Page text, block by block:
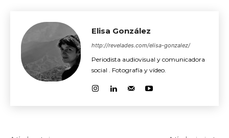
Elisa González
http://revelades.com/elisa-gonzalez/
Periodista audiovisual y comunicadora
social . Fotografía y vídeo.